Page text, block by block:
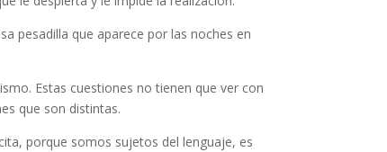
pesadilla que aparece por las noches en
Estas cuestiones no tienen que ver con
que son distintas.
porque somos sujetos del lenguaje, es